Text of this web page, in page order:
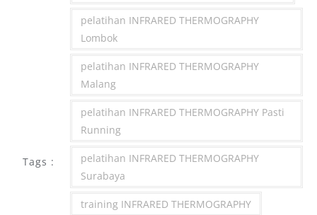
Tags :
pelatihan INFRARED THERMOGRAPHY
Lombok
pelatihan INFRARED THERMOGRAPHY
Malang
pelatihan INFRARED THERMOGRAPHY Pasti
Running
pelatihan INFRARED THERMOGRAPHY
Surabaya
training INFRARED THERMOGRAPHY